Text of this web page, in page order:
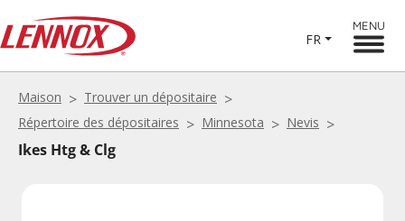
FR
MENU
Maison
Trouver un dépositaire
Répertoire des dépositaires
Minnesota Nevis
Ikes Htg & Clg